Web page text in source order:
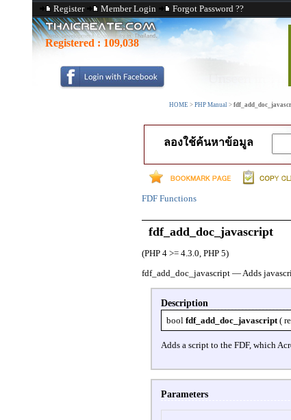
Register Member Login Forgot Password ??
Registered : 109,038
HOME > PHP Manual >
ลองใช้ค้นหาข้อมูล
FDF Functions
fdf_add_doc_javascript
(PHP 4 >= 4.3.0, PHP 5)
fdf_add_doc_javascript —Adds
Description
bool fdf_add_doc_javascript(
Adds a script to the FDF, which
Parameters